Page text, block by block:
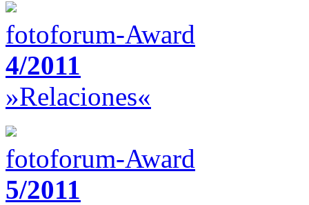
fotoforum-Award
4/2011
»Relaciones«
fotoforum-Award
5/2011